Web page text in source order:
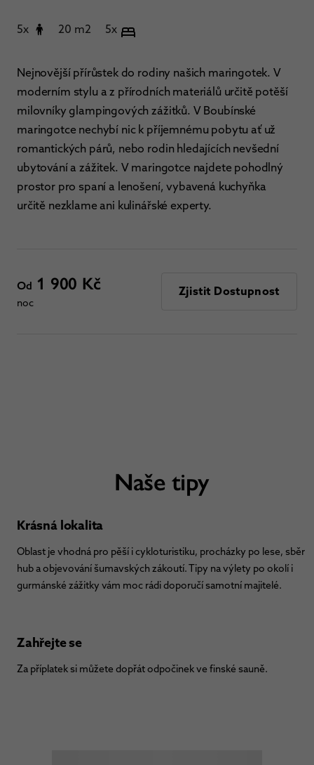
5x 20 m2 5x
Nejnovější přírůstek do rodiny našich maringotek. V
moderním stylu a z přírodních materiálů určitě potěší
milovníky glampingových zážitků. V Boubínské
maringotce nechybí nic k příjemnému pobytu ať už
romantických párů, nebo rodin hledajících nevšední
ubytování a zážitek. V maringotce najdete pohodlný
prostor pro spaní a lenošení, vybavená kuchyňka
určitě nezklame ani kulinářské experty.
Od 1 900 Kč
noc
Zjistit Dostupnost
Naše tipy
Krásná lokalita
Oblast je vhodná pro pěší i cykloturistiku, procházky po lese, sběr
hub a objevování šumavských zákoutí. Tipy na výlety po okolí i
gurmánské zážitky vám moc rádi doporučí samotní majitelé.
Zahřejte se
Za příplatek si můžete dopřát odpočinek ve finské sauně.